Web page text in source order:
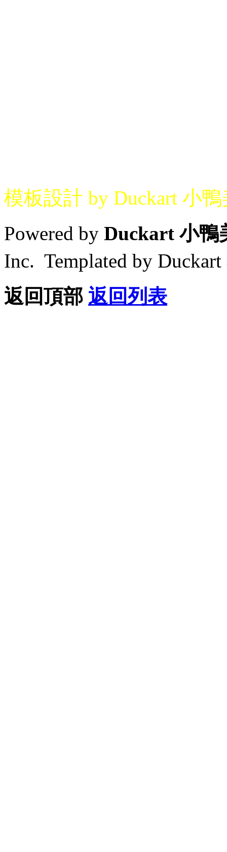
模板設計 by Duckart 小
Powered by Duckart 小鴨
Inc. Templated by
返回頂部 返回列表